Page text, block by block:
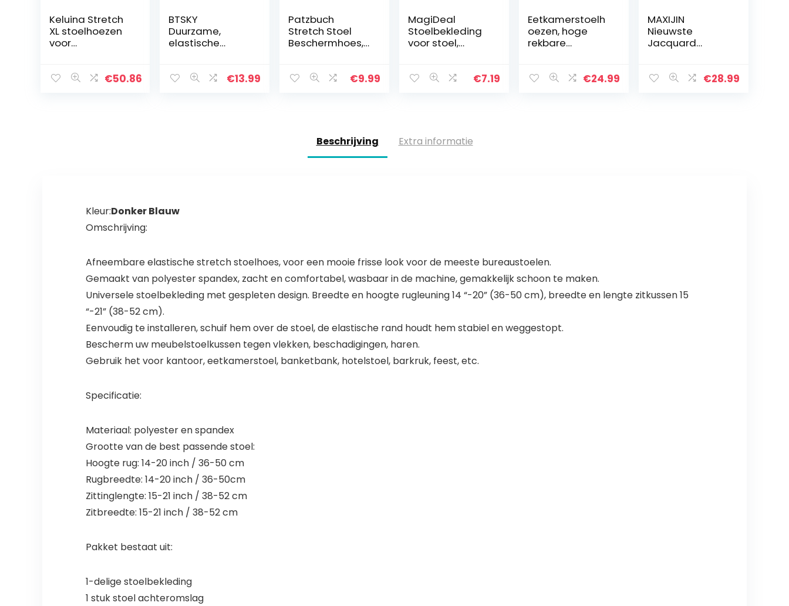
Keluina Stretch
XL stoelhoezen
voor
elastisch large
€50.86
BTSKY
Duurzame,
elastische
tweedelig
€13.99
Patzbuch
Stretch Stoel
Beschermhoes,
Home
Keuken…
€9.99
MagiDeal
Stoelbekleding
voor stoel,
korte
€7.19
Eetkamerstoelh
oezen, hoge
rekbare
stoelbescherme
€24.99
MAXIJIN
Nieuwste
Jacquard
Eetkamerparson
€28.99
Beschrijving Extra informatie
Kleur:Donker Blauw
Omschrijving:
Afneembare elastische stretch stoelhoes, voor een mooie frisse look voor de meeste bureaustoelen.
Gemaakt van polyester spandex, zacht en comfortabel, wasbaar in de machine, gemakkelijk schoon te maken.
Universele stoelbekleding met gespleten design. Breedte en hoogte rugleuning 14 “-20” (36-50 cm), breedte en lengte zitkussen 15
“-21” (38-52 cm).
Eenvoudig te installeren, schuif hem over de stoel, de elastische rand houdt hem stabiel en weggestopt.
Bescherm uw meubelstoelkussen tegen vlekken, beschadigingen, haren.
Gebruik het voor kantoor, eetkamerstoel, banketbank, hotelstoel, barkruk, feest, etc.
Specificatie:
Materiaal: polyester en spandex
Grootte van de best passende stoel:
Hoogte rug: 14-20 inch / 36-50 cm
Rugbreedte: 14-20 inch / 36-50cm
Zittinglengte: 15-21 inch / 38-52 cm
Zitbreedte: 15-21 inch / 38-52 cm
Pakket bestaat uit:
1-delige stoelbekleding
1 stuk stoel achteromslag